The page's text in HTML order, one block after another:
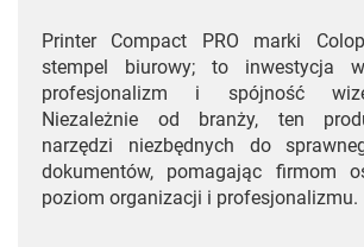
Printer Compact PRO marki
stempel biurowy; to inwestycja
profesjonalizm i spójność
Niezależnie od branży, ten
narzędzi niezbędnych do
dokumentów, pomagając firmom
poziom organizacji i profesjonalizmu.